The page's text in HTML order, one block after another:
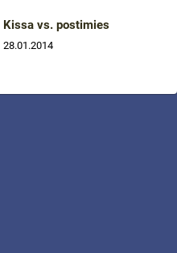
Kissa vs. postimies
28.01.2014